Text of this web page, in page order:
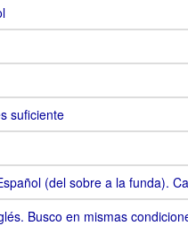
suficiente
(del sobre a la funda).
Busco en mismas